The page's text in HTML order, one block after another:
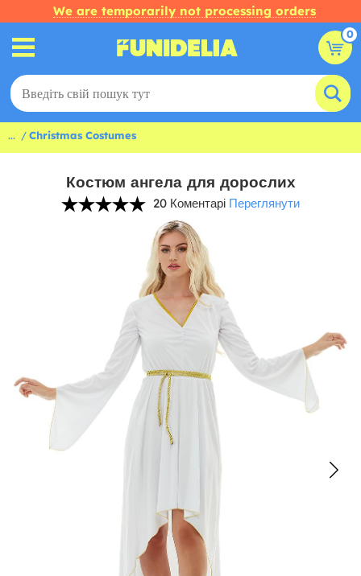
We are temporarily not processing orders
0
... Christmas Costumes
Костюм ангела для дорослих
20 Коментарі Переглянути